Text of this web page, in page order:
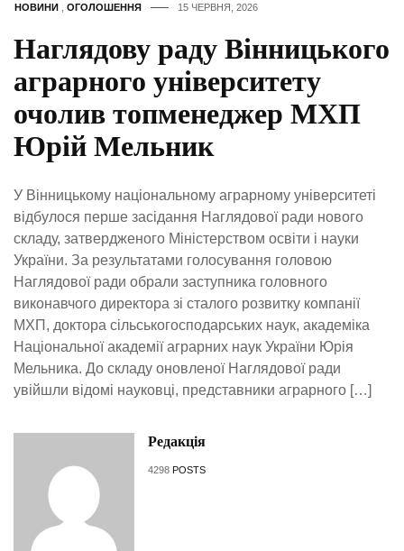
НОВИНИ ОГОЛОШЕННЯ 15 ЧЕРВНЯ, 2026
Наглядову раду Вінницького
аграрного університету
очолив топменеджер МХП
Юрій Мельник
У Вінницькому національному аграрному університеті
відбулося перше засідання Наглядової ради нового
складу, затвердженого Міністерством освіти і науки
України. За результатами голосування головою
Наглядової ради обрали заступника головного
виконавчого директора зі сталого розвитку компанії
МХП, доктора сільськогосподарських наук, академіка
Національної академії аграрних наук України Юрія
Мельника. До складу оновленої Наглядової ради
увійшли відомі науковці, представники аграрного […]
Редакція
4298 POSTS